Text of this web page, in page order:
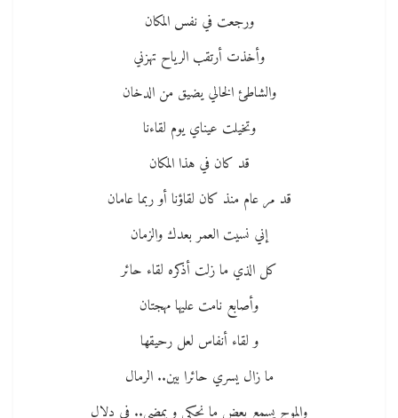
ورجعت في نفس المكان
وأخذت أرتقب الرياح تهزني
والشاطئ الخالي يضيق من الدخان
وتخيلت عيناي يوم لقاءنا
قد كان في هذا المكان
قد مر عام منذ كان لقاؤنا أو ربما عامان
إني نسيت العمر بعدك والزمان
كل الذي ما زلت أذكره لقاء حائر
وأصابع نامت عليها مهجتان
و لقاء أنفاس لعل رحيقها
ما زال يسري حائرا بين.. الرمال
والموج يسمع بعض ما نحكي و يمضي.. في دلال